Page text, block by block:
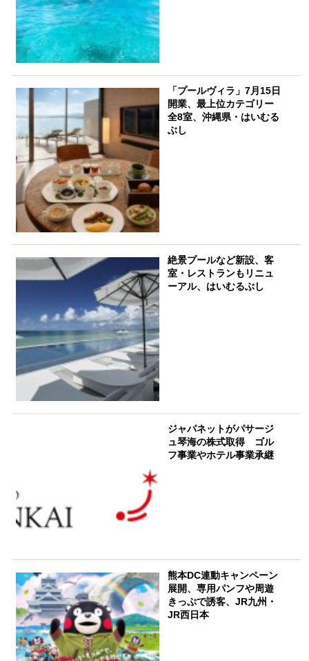
「プールヴィラ」7月15日
開業、最上位カテゴリー
全8室、沖縄県・はいむる
ぶし
絶景プールなど新設、客
室・レストランもリニュ
ーアル、はいむるぶし
ジャパネットがパサージ
ュ琴海の株式取得 ゴル
フ事業やホテル事業承継
熊本DC連動キャンペーン
展開、専用パンフや周遊
きっぷで誘客、JR九州・
JR西日本